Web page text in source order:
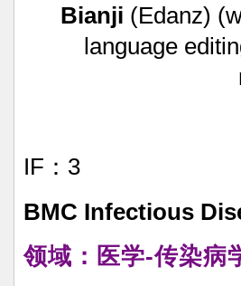
Bianji (Edanz)
language
IF：3
BMC Infectious
领域：医学-传染病